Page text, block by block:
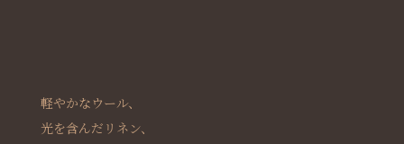
軽やかなウール、
光を含んだリネン、